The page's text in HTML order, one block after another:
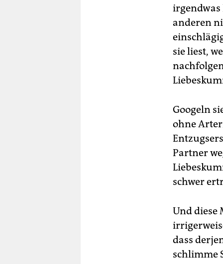
irgendwas
anderen
sie liest,
Googeln
ohne
Partner
schwer
Und diese
dass
schlimme